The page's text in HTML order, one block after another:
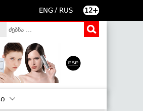
ENG / RUS 12+